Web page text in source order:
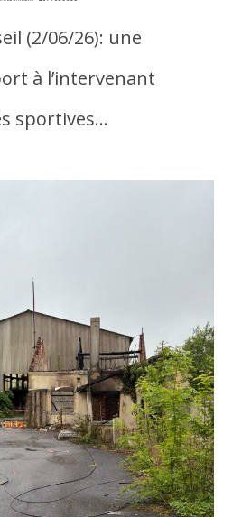
(2/06/26): une
à l’intervenant
sportives…